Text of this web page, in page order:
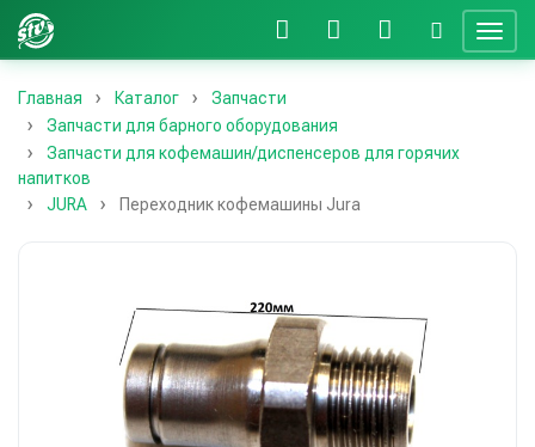
Главная Каталог
Запчасти
Запчасти для барного оборудования
Запчасти для кофемашин/диспенсеров для горячих
напитков
JURA
Переходник кофемашины Jura